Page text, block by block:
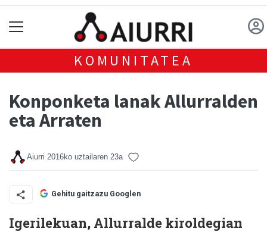
KOMUNITATEA
Konponketa lanak Allurralden
eta Arraten
Aiurri 2016ko uztailaren 23a
Gehitu gaitzazu Googlen
Igerilekuan, Allurralde kiroldegian